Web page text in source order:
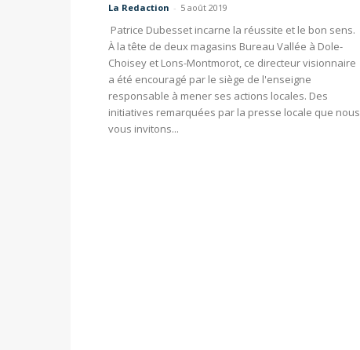
La Redaction - 5 août 2019
Patrice Dubesset incarne la réussite et le bon sens.
À la tête de deux magasins Bureau Vallée à Dole-
Choisey et Lons-Montmorot, ce directeur visionnaire
a été encouragé par le siège de l'enseigne
responsable à mener ses actions locales. Des
initiatives remarquées par la presse locale que nous
vous invitons...